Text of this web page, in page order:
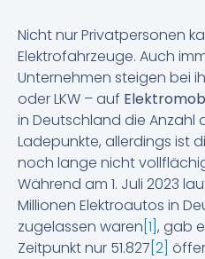
Nicht nur Privatpersonen
Elektrofahrzeuge. Auch
Unternehmen steigen bei
oder LKW – auf
in Deutschland die Anzahl
Ladepunkte, allerdings ist
noch lange nicht
Während am 1. Juli 2023
Millionen Elektroautos in
zugelassen waren [1] , gab
Zeitpunkt nur 51.827 [2]